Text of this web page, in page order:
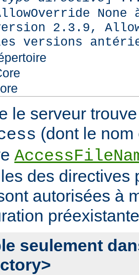
2.3.9,
versions
le serveur
(dont le
des directives
autorisées à
seulement